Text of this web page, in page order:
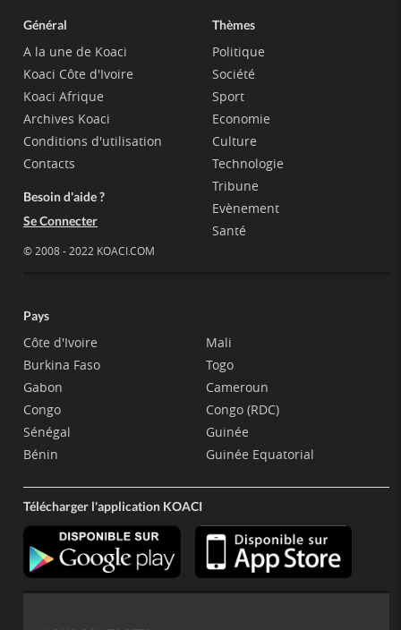
Général
A la une de Koaci
Koaci Côte d'Ivoire
Koaci Afrique
Archives Koaci
Conditions d'utilisation
Contacts
Besoin d'aide ?
Se Connecter
© 2008 - 2022 KOACI.COM
Thèmes
Politique
Société
Sport
Economie
Culture
Technologie
Tribune
Evènement
Santé
Pays
Côte d'Ivoire
Burkina Faso
Gabon
Congo
Sénégal
Bénin
Mali
Togo
Cameroun
Congo (RDC)
Guinée
Guinée Equatorial
Télécharger l'application KOACI